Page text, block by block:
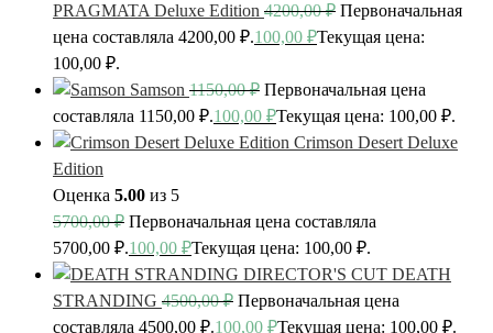
PRAGMATA Deluxe Edition 4200,00₽ Первоначальная
цена составляла 4200,00 ₽.100,00 ₽Текущая цена:
100,00 ₽.
Samson 1150,00₽ Первоначальная цена
составляла 1150,00 ₽.100,00 ₽Текущая цена: 100,00 ₽.
Crimson Desert Deluxe
Edition
Оценка 5.00 из 5
5700,00₽ Первоначальная цена составляла
5700,00 ₽.100,00 ₽Текущая цена: 100,00 ₽.
DEATH
STRANDING 4500,00₽ Первоначальная цена
составляла 4500,00 ₽.100,00 ₽Текущая цена: 100,00 ₽.